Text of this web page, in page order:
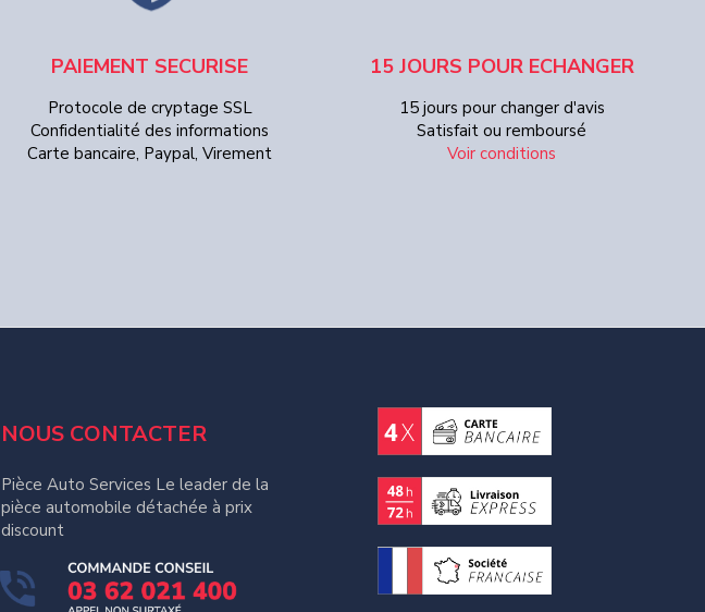
PAIEMENT SECURISE
Protocole de cryptage SSL
Confidentialité des informations
Carte bancaire, Paypal, Virement
15 JOURS POUR ECHANGER
15 jours pour changer d'avis
Satisfait ou remboursé
Voir conditions
NOUS CONTACTER
Pièce Auto Services Le leader de la
pièce automobile détachée à prix
discount